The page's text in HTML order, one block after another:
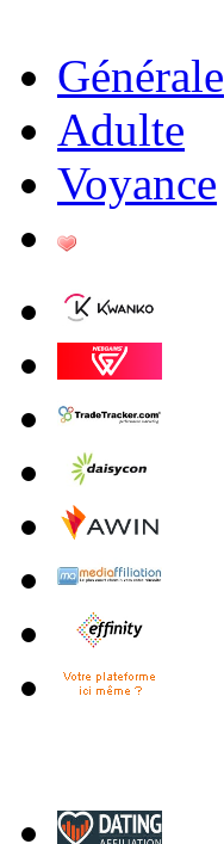
Générale
Adulte
Voyance